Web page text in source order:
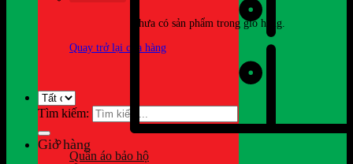
Chưa có sản phẩm trong giỏ hàng.
Quay trở lại cửa hàng
Tìm kiếm:
Giỏ hàng
Quần áo bảo hộ